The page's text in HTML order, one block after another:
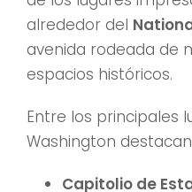
alrededor del
avenida rodeada de
espacios históricos.
Entre los principales
Washington
Capitolio de